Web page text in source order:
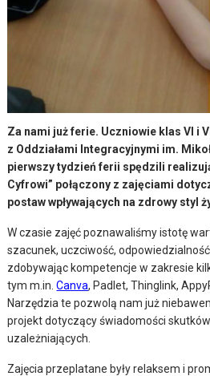
Za nami już ferie. Uczniowie klas VI i
z Oddziałami Integracyjnymi im.
pierwszy tydzień ferii spędzili
Cyfrowi” połączony z zajęciami
postaw wpływających na zdrowy styl
W czasie zajęć poznawaliśmy istotę
szacunek, uczciwość,
zdobywając kompetencje w zakresie
tym m.in.Canva, Padlet, Thinglink,
Narzędzia te pozwolą nam już
projekt dotyczący świadomości
uzależniających.
Zajęcia przeplatane były relaksem i